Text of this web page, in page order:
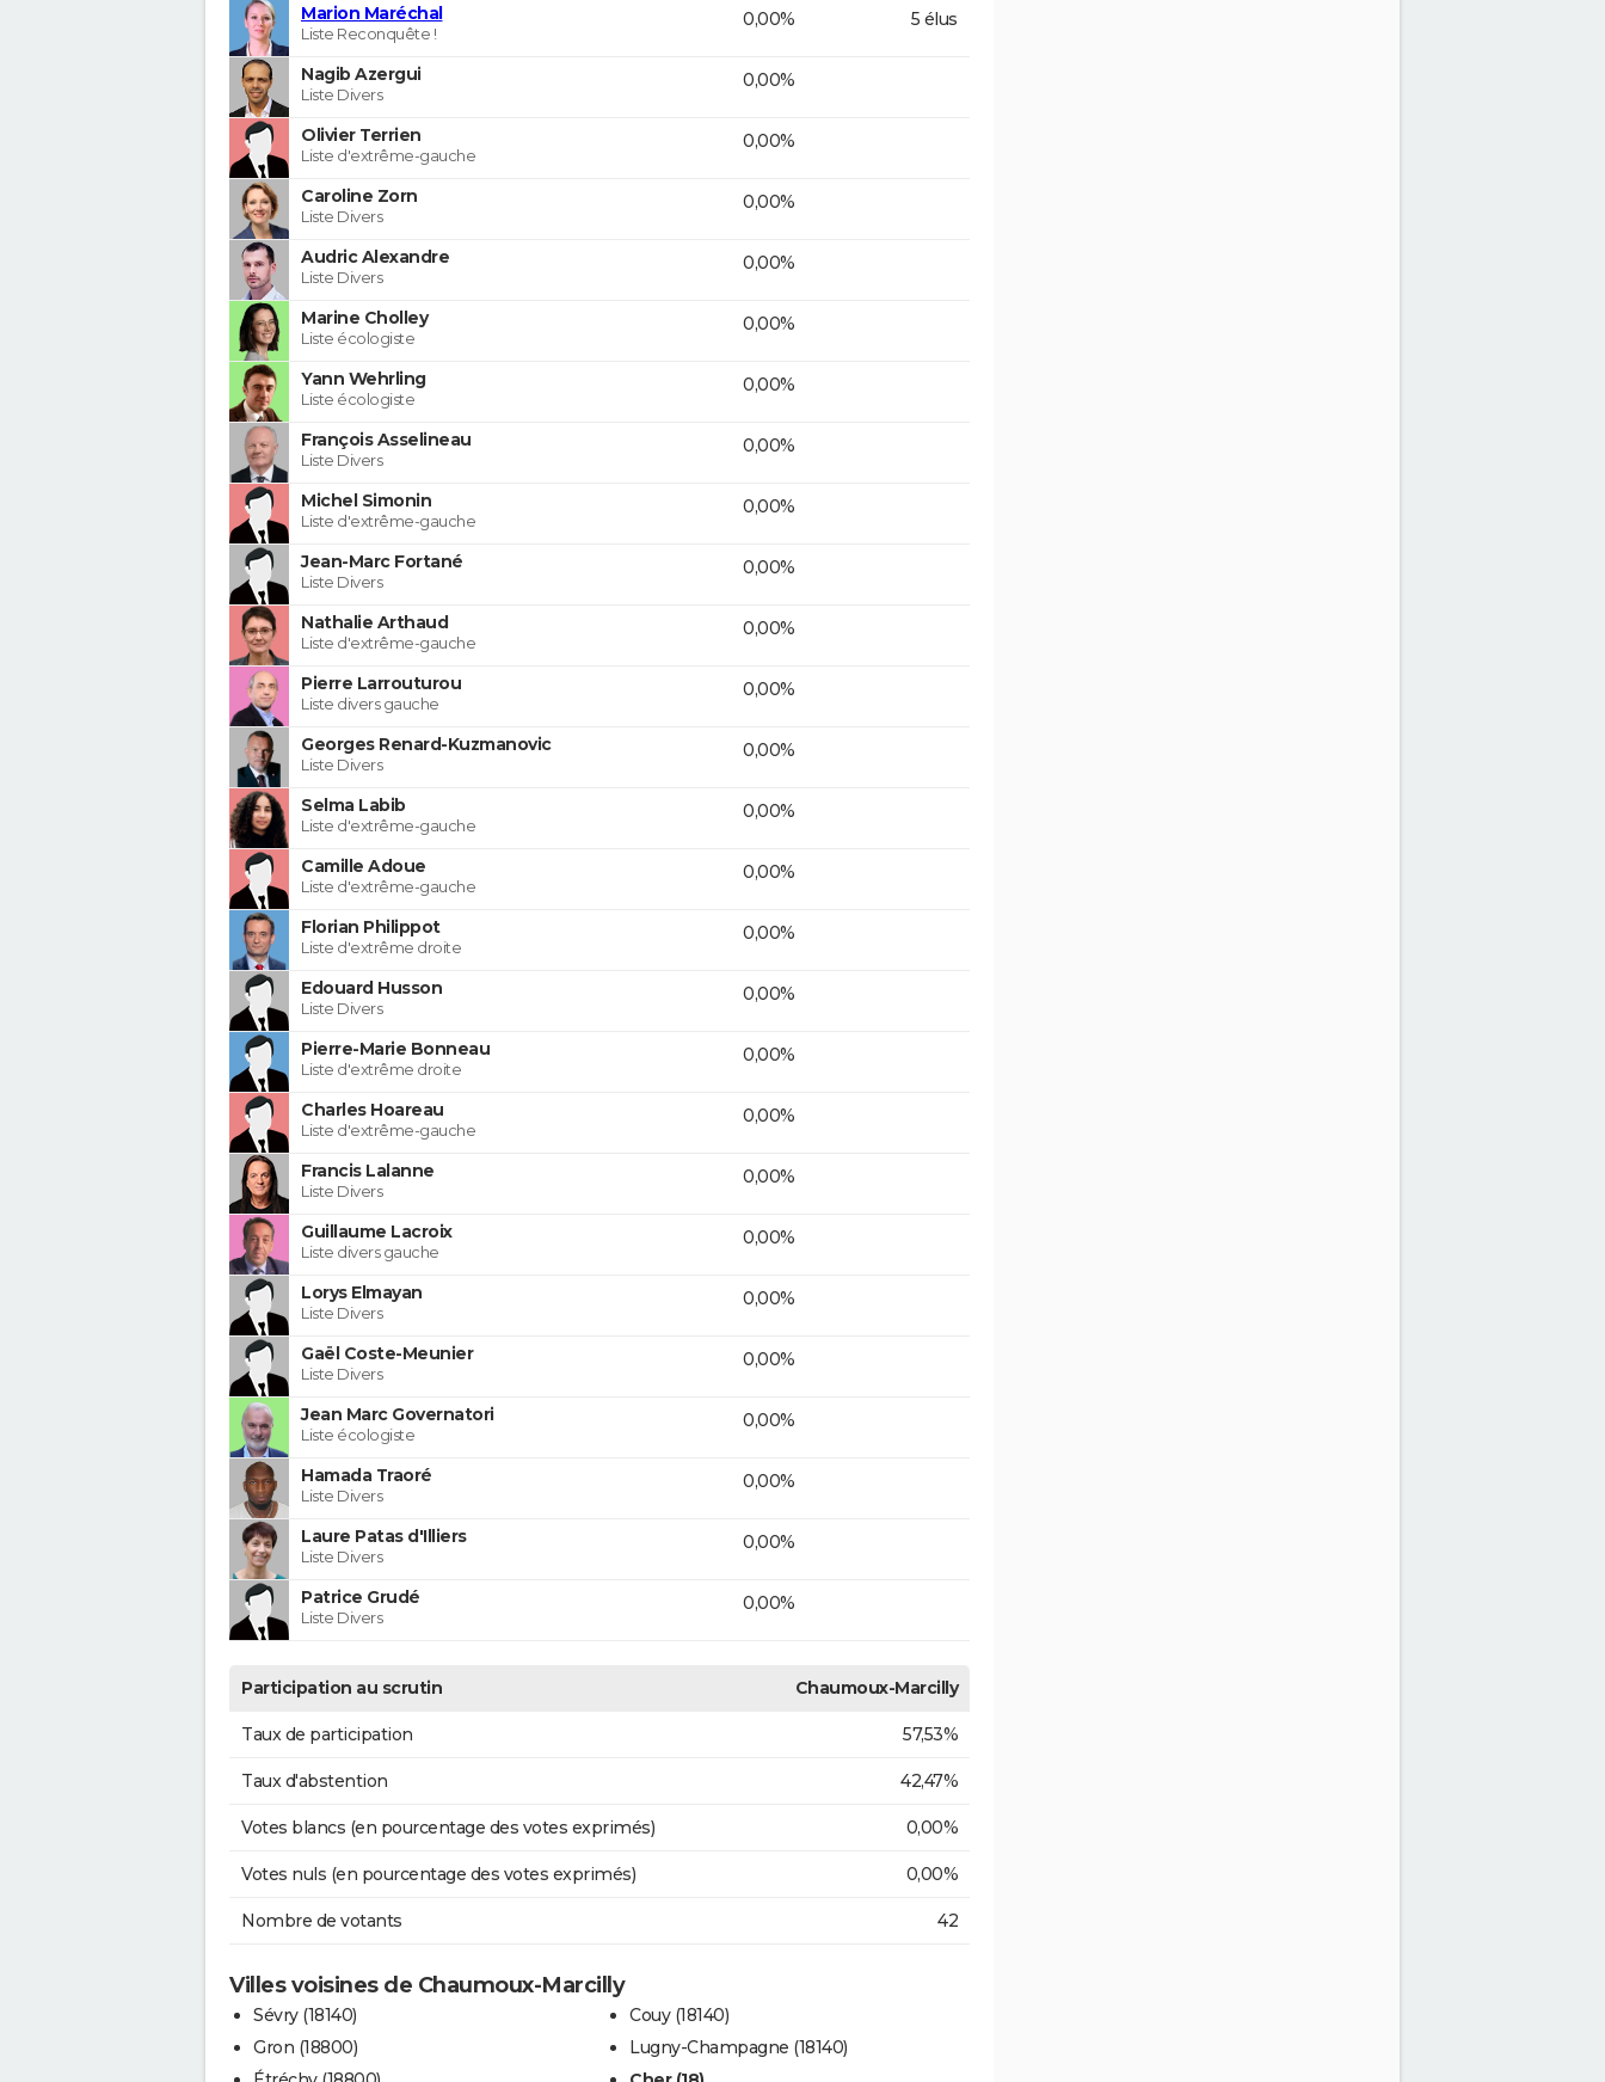
Marion Maréchal
Liste Reconquête !
0,00% 5 élus
Nagib Azergui
Liste Divers
0,00%
Olivier Terrien
Liste d'extrême-gauche
0,00%
Caroline Zorn
Liste Divers
0,00%
Audric Alexandre
Liste Divers
0,00%
Marine Cholley
Liste écologiste
0,00%
Yann Wehrling
Liste écologiste
0,00%
François Asselineau
Liste Divers
0,00%
Michel Simonin
Liste d'extrême-gauche
0,00%
Jean-Marc Fortané
Liste Divers
0,00%
Nathalie Arthaud
Liste d'extrême-gauche
0,00%
Pierre Larrouturou
Liste divers gauche
0,00%
Georges Renard-Kuzmanovic
Liste Divers
0,00%
Selma Labib
Liste d'extrême-gauche
0,00%
Camille Adoue
Liste d'extrême-gauche
0,00%
Florian Philippot
Liste d'extrême droite
0,00%
Edouard Husson
Liste Divers
0,00%
Pierre-Marie Bonneau
Liste d'extrême droite
0,00%
Charles Hoareau
Liste d'extrême-gauche
0,00%
Francis Lalanne
Liste Divers
0,00%
Guillaume Lacroix
Liste divers gauche
0,00%
Lorys Elmayan
Liste Divers
0,00%
Gaël Coste-Meunier
Liste Divers
0,00%
Jean Marc Governatori
Liste écologiste
0,00%
Hamada Traoré
Liste Divers
0,00%
Laure Patas d'Illiers
Liste Divers
0,00%
Patrice Grudé
Liste Divers
0,00%
Participation au scrutin Chaumoux-Marcilly
Taux de participation 57,53%
Taux d'abstention 42,47%
Votes blancs (en pourcentage des votes exprimés) 0,00%
Votes nuls (en pourcentage des votes exprimés) 0,00%
Nombre de votants 42
Villes voisines de Chaumoux-Marcilly
Sévry (18140)
Gron (18800)
Couy (18140)
Lugny-Champagne (18140)